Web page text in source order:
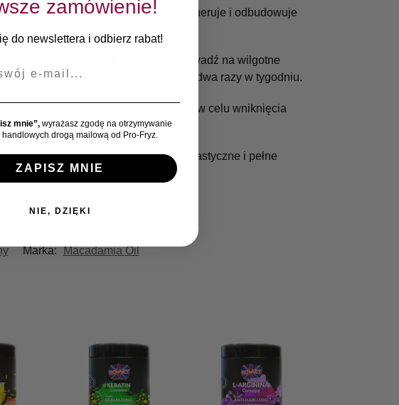
aloesem oraz ekstraktem z alg regeneruje i odbudowuje
Rozetrzyj w dłoniach i rozprowadź na wilgotne
nie powinien być używany więcej niż dwa razy w tygodniu.
Masque. Pozostaw na 5 – 10 minut w celu wniknięcia
głęboko odżywione, bardziej elastyczne i pełne
Marka: Macadamia Oil
zamówienie!
do newslettera i odbierz rabat!
mnie”,wyrażasz zgodę na otrzymywanie
drogą mailową od Pro-Fryz.
ZAPISZ MNIE
NIE, DZIĘKI